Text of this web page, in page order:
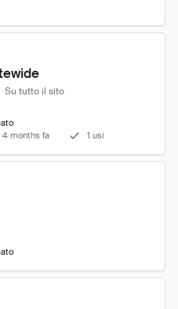
Su tutto il sito
4 months fa
1 usi